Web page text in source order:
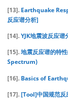
[13]. Earthquake
反应谱分析]
[14].YJK地震波反应
[15].地震反应谱的特
Spectrum)
[16]. Basics of
[17].[Tool]中国规范